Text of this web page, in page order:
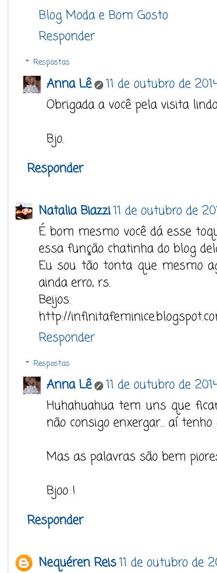
Blog Moda e Bom Gosto
Responder
Respostas
Anna Lê
11 de outubro de
Obrigada a você pela visita
Bjo.
Responder
Natalia Biazzi11 de outubro de
É bom mesmo você dá esse
essa função chatinha do blog
Eu sou tão tonta que mesmo
ainda erro, rs.
Beijos.
http://
Responder
Respostas
Anna Lê
11 de outubro de
Huhahuahua tem uns que
não consigo enxergar... aí
Mas as palavras são bem
Bjoo !
Responder
Nequéren Reis11 de outubro de